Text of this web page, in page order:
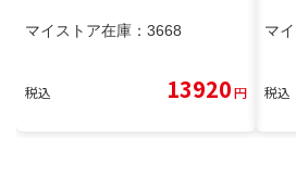
マイストア在庫： 3668
税込 13920円
マ
税込